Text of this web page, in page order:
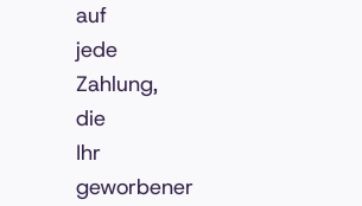
auf
jede
Zahlung,
die
Ihr
geworbener